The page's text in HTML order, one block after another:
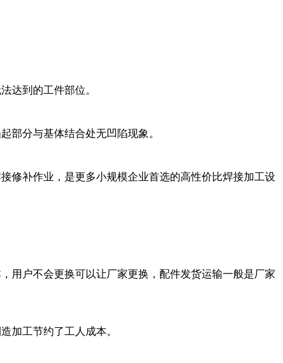
达到的工件部位。
部分与基体结合处无凹陷现象。
修补作业，是更多小规模企业首选的高性价比焊接加工设
用户不会更换可以让厂家更换，配件发货运输一般是厂家
加工节约了工人成本。